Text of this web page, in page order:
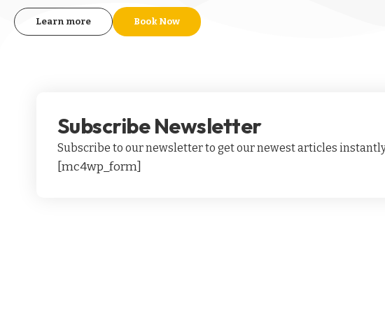
Learn more Book Now
Subscribe Newsletter
Subscribe to our newsletter to get our newest articles
[mc4wp_form]